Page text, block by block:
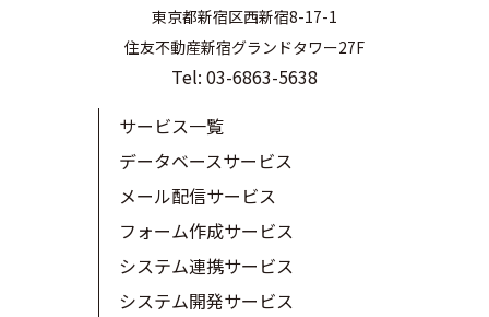
東京都新宿区西新宿8-17-1
住友不動産新宿グランドタワー27F
Tel: 03-6863-5638
サービス一覧
データベースサービス
メール配信サービス
フォーム作成サービス
システム連携サービス
システム開発サービス